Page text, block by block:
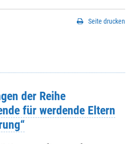
Seite drucken
der Reihe
für werdende Eltern